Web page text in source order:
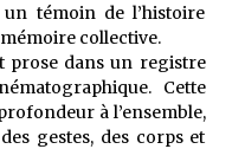
témoin de l’histoire
collective.
prose dans un registre
Cette
à l’ensemble,
gestes, des corps et